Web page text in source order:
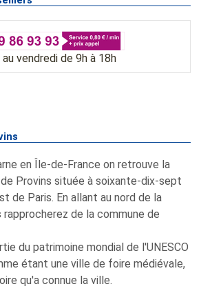
au vendredi de 9h à 18h
en Île-de-France on retrouve la
Provins située à soixante-dix-sept
de Paris. En allant au nord de la
de la commune de
du patrimoine mondial de l'UNESCO
étant une ville de foire médiévale,
qu'a connue la ville.